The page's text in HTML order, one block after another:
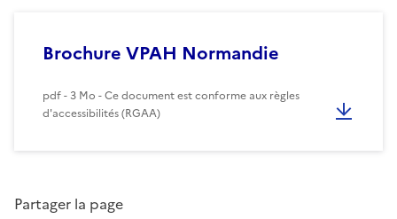
Brochure VPAH Normandie
pdf - 3 Mo - Ce document est conforme aux règles
d'accessibilités (RGAA)
Partager la page